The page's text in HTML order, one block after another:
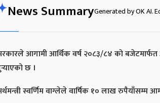
News SummaryGenerated by OK AI.
आगामी आर्थिक वर्ष २०८३/८४ को
छ ।
स्वर्णिम वाग्लेले वार्षिक १० लाख रुपैयाँसम्म